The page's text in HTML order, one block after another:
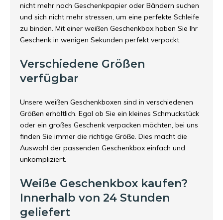
nicht mehr nach Geschenkpapier oder Bändern suchen
und sich nicht mehr stressen, um eine perfekte Schleife
zu binden. Mit einer weißen Geschenkbox haben Sie Ihr
Geschenk in wenigen Sekunden perfekt verpackt.
Verschiedene Größen
verfügbar
Unsere weißen Geschenkboxen sind in verschiedenen
Größen erhältlich. Egal ob Sie ein kleines Schmuckstück
oder ein großes Geschenk verpacken möchten, bei uns
finden Sie immer die richtige Größe. Dies macht die
Auswahl der passenden Geschenkbox einfach und
unkompliziert.
Weiße Geschenkbox kaufen?
Innerhalb von 24 Stunden
geliefert